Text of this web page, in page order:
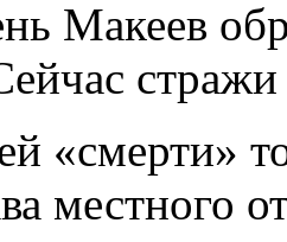
Макеев
стражи
«смерти»